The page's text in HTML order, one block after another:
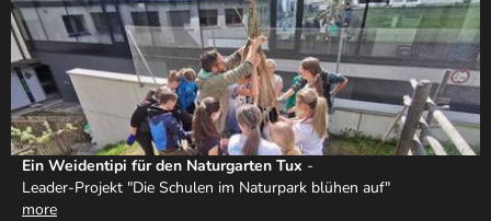
Ein Weidentipi für den Naturgarten Tux -
Leader-Projekt "Die Schulen im Naturpark blühen auf"
more